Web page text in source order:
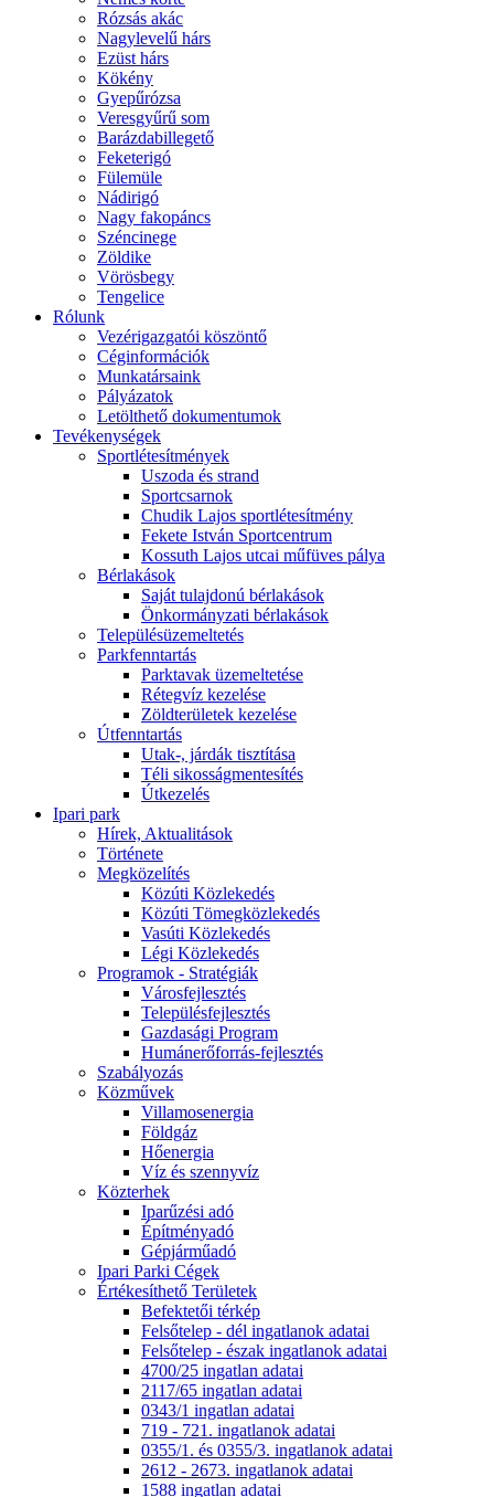
Rózsás akác
Nagylevelű hárs
Ezüst hárs
Kökény
Gyepűrózsa
Veresgyűrű som
Barázdabillegető
Feketerigó
Fülemüle
Nádirigó
Nagy fakopáncs
Széncinege
Zöldike
Vörösbegy
Tengelice
Rólunk
Vezérigazgatói köszöntő
Céginformációk
Munkatársaink
Pályázatok
Letölthető dokumentumok
Tevékenységek
Sportlétesítmények
Uszoda és strand
Sportcsarnok
Chudik Lajos sportlétesítmény
Fekete István Sportcentrum
Kossuth Lajos utcai műfüves pálya
Bérlakások
Saját tulajdonú bérlakások
Önkormányzati bérlakások
Településüzemeltetés
Parkfenntartás
Parktavak üzemeltetése
Rétegvíz kezelése
Zöldterületek kezelése
Útfenntartás
Utak-, járdák tisztítása
Téli sikosságmentesítés
Útkezelés
Ipari park
Hírek, Aktualitások
Története
Megközelítés
Közúti Közlekedés
Közúti Tömegközlekedés
Vasúti Közlekedés
Légi Közlekedés
Programok - Stratégiák
Városfejlesztés
Településfejlesztés
Gazdasági Program
Humánerőforrás-fejlesztés
Szabályozás
Közművek
Villamosenergia
Földgáz
Hőenergia
Víz és szennyvíz
Közterhek
Iparűzési adó
Építményadó
Gépjárműadó
Ipari Parki Cégek
Értékesíthető Területek
Befektetői térkép
Felsőtelep - dél ingatlanok adatai
Felsőtelep - észak ingatlanok adatai
4700/25 ingatlan adatai
2117/65 ingatlan adatai
0343/1 ingatlan adatai
719 - 721. ingatlanok adatai
0355/1. és 0355/3. ingatlanok adatai
2612 - 2673. ingatlanok adatai
1588 ingatlan adatai